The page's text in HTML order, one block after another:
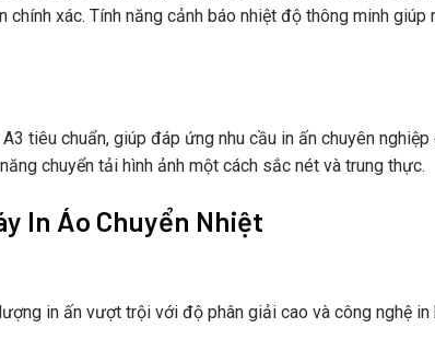
chính xác. Tính năng cảnh báo nhiệt độ thông minh
tiêu chuẩn, giúp đáp ứng nhu cầu in ấn chuyên
chuyển tải hình ảnh một cách sắc nét và trung thực.
In Áo Chuyển Nhiệt
in ấn vượt trội với độ phân giải cao và công nghệ